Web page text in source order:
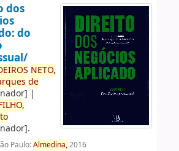
dos
do
IROS NETO,
de
nador] |
nador].
Paulo:Almedina,2016